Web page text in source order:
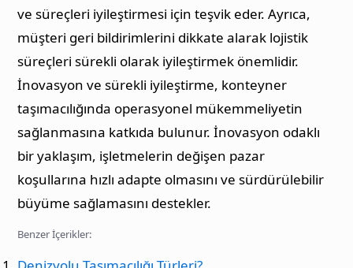
ve süreçleri iyileştirmesi için teşvik eder. Ayrıca,
müşteri geri bildirimlerini dikkate alarak lojistik
süreçleri sürekli olarak iyileştirmek önemlidir.
İnovasyon ve sürekli iyileştirme, konteyner
taşımacılığında operasyonel mükemmeliyetin
sağlanmasına katkıda bulunur. İnovasyon odaklı
bir yaklaşım, işletmelerin değişen pazar
koşullarına hızlı adapte olmasını ve sürdürülebilir
büyüme sağlamasını destekler.
Benzer İçerikler: